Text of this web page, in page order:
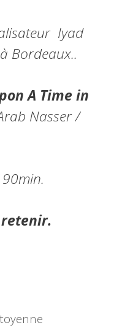
Iyad
Bordeaux..
A Time in
Nasser /